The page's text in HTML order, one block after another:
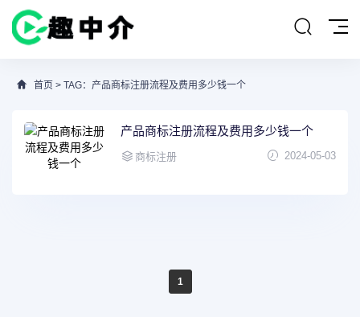
首页 > TAG：产品商标注册流程及费用多少钱一个
产品商标注册流程及费用多少钱一个
商标注册 2024-05-03
1